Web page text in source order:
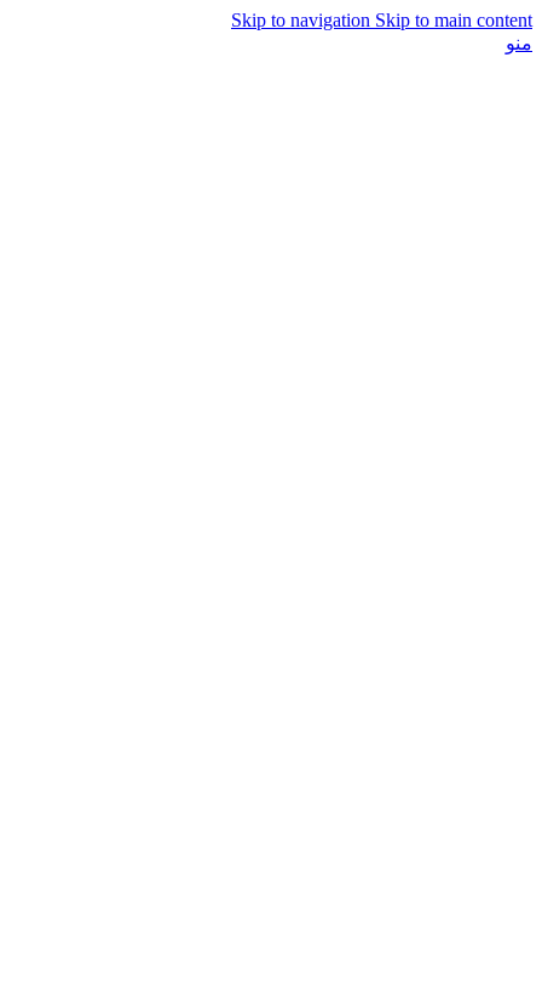
Skip to navigation Skip to main content
منو